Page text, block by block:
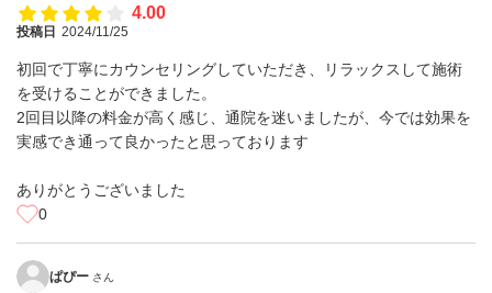
4.00
投稿日 2024/11/25
初回で丁寧にカウンセリングしていただき、リラックスして施術
を受けることができました。
2回目以降の料金が高く感じ、通院を迷いましたが、今では効果を
実感でき通って良かったと思っております
ありがとうございました
0
ぱぴー さん